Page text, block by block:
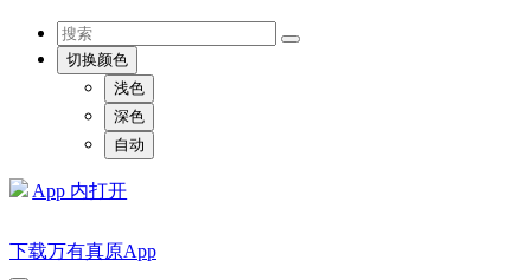
切换颜色
浅色
深色
自动
App 内打开
下载万有真原App